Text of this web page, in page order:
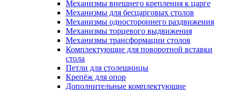
Механизмы внешнего крепления к царге
Механизмы для бесцарговых столов
Механизмы одностороннего раздвижения
Механизмы торцевого выдвижения
Механизмы трансформации столов
Комплектующие для поворотной вставки
стола
Петли для столешницы
Крепёж для опор
Дополнительные комплектующие